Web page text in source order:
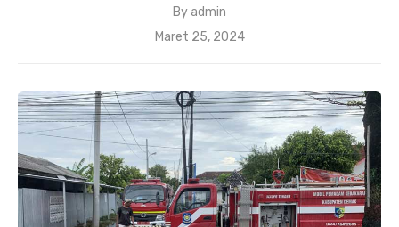
By admin
Posted
Maret 25, 2024